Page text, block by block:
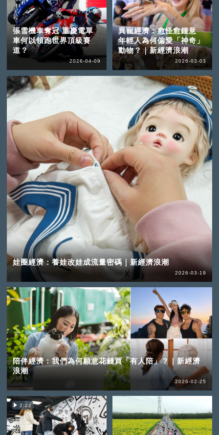
張雪機車奪冠 重慶電單
車何以領跑世界頂級賽
道？
2026-04-09
娃圈經濟：養娃改娃成流量密碼｜新經濟浪潮
2026-03-19
異寵經濟：愈怪愈鍾意
年輕人為何偏愛「神奇」
動物？｜新經濟浪潮
2026-03-03
陪伴經濟：我們為何願意花錢買「有人陪」？｜新經濟
浪潮
2026-02-25
2:22